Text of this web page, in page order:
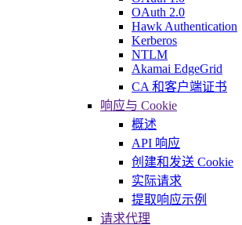
OAuth 2.0
Hawk Authentication
Kerberos
NTLM
Akamai EdgeGrid
CA 和客户端证书
响应与 Cookie
概述
API 响应
创建和发送 Cookie
实际请求
提取响应示例
请求代理